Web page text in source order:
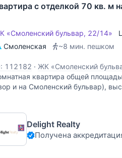
с отделкой 70 кв. м
«Смоленский бульвар, 22/14»
Смоленская
~8 мин. пешком
112182 · ЖК «Смоленский
квартира общей
и на Смоленский бульвар),
Delight Realty
Получена